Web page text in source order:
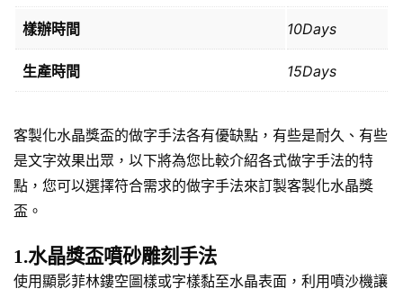
樣辦時間 10Days
生產時間 15Days
客製化水晶獎盃的做字手法各有優缺點，有些是耐久、有些
是文字效果出眾，以下將為您比較介紹各式做字手法的特
點，您可以選擇符合需求的做字手法來訂製客製化水晶獎
盃。
1.水晶獎盃噴砂雕刻手法
使用顯影菲林鏤空圖樣或字樣黏至水晶表面，利用噴沙機讓